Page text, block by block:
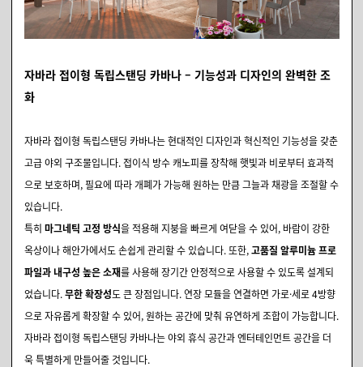
자바라 접이형 독립스탠딩 카바나 – 기능성과 디자인의 완벽한 조
화
자바라 접이형 독립스탠딩 카바나는 현대적인 디자인과 혁신적인 기능성을 갖춘
고급 야외 구조물입니다. 접이식 방수 캐노피를 장착해 햇빛과 비로부터 효과적
으로 보호하며, 필요에 따라 개폐가 가능해 원하는 만큼 그늘과 채광을 조절할 수
있습니다.
특히 마그네틱 고정 방식을 적용해 지붕을 빠르게 여닫을 수 있어, 바람이 강한
옥상이나 해안가에서도 손쉽게 관리할 수 있습니다. 또한,고품질 알루미늄 프로
파일과 내구성 높은 소재를 사용해 장기간 안정적으로 사용할 수 있도록 설계되
었습니다.무한 확장성도 큰 장점입니다. 연장 모듈을 연결하면 가로·세로 4방향
으로 자유롭게 확장할 수 있어, 원하는 공간에 맞춰 유연하게 조합이 가능합니다.
자바라 접이형 독립스탠딩 카바나는 야외 휴식 공간과 엔터테인먼트 공간을 더
욱 특별하게 만들어줄 것입니다.